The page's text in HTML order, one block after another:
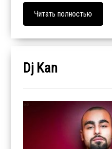
Читать полностью
Dj Kan